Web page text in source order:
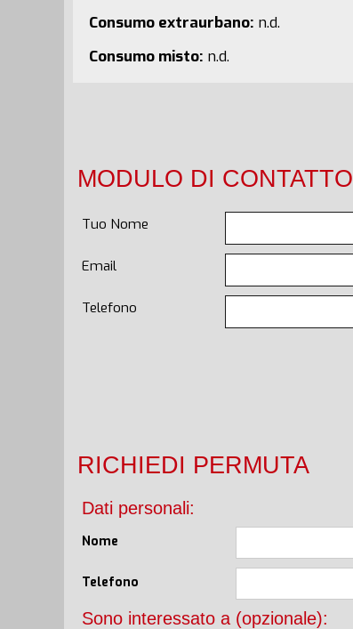
Consumo extraurbano:n.d.
Consumo misto:n.d.
MODULO DI CONTATTO
Tuo Nome
Email
Telefono
RICHIEDI PERMUTA
Dati personali:
Nome
Telefono
Sono interessato a (opzionale):